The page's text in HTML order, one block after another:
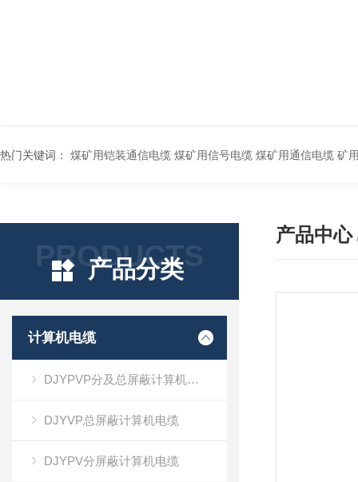
热门关键词： 煤矿用铠装通信电缆 煤矿用信号电缆 煤矿用通信电缆 矿用阻燃通信电缆 矿用监控电缆 矿用通信电缆 橡套软电缆YZ-3*1.5+1 YCW橡胶电缆3*10+1*6 船用橡套软电缆CEFR-3*2.5 煤矿用移动橡套软电缆MY3*4+1*4
PRODUCTS
产品分类
计算机电缆
DJYPVP分及总屏蔽计算机电缆
DJYVP总屏蔽计算机电缆
DJYPV分屏蔽计算机电缆
产品中心